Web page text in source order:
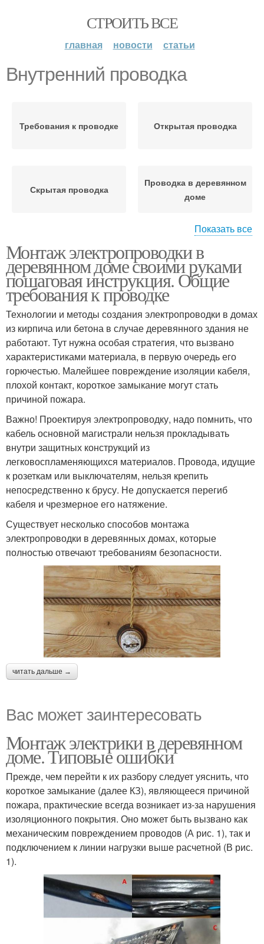
СТРОИТЬ ВСЕ
главная новости статьи
Внутренний проводка
Требования к проводке Открытая проводка
Скрытая проводка
Проводка в деревянном
доме
Ретро проводки
проводки
Наружная проводка
Показать все
Монтаж электропроводки в
деревянном доме своими руками
пошаговая инструкция. Общие
требования к проводке
Технологии и методы создания электропроводки в домах
из кирпича или бетона в случае деревянного здания не
работают. Тут нужна особая стратегия, что вызвано
характеристиками материала, в первую очередь его
горючестью. Малейшее повреждение изоляции кабеля,
плохой контакт, короткое замыкание могут стать
причиной пожара.
Важно! Проектируя электропроводку, надо помнить, что
кабель основной магистрали нельзя прокладывать
внутри защитных конструкций из
легковоспламеняющихся материалов. Провода, идущие
к розеткам или выключателям, нельзя крепить
непосредственно к брусу. Не допускается перегиб
кабеля и чрезмерное его натяжение.
Существует несколько способов монтажа
электропроводки в деревянных домах, которые
полностью отвечают требованиям безопасности.
читать дальше →
Вас может заинтересовать
Монтаж электрики в деревянном
доме. Типовые ошибки
Прежде, чем перейти к их разбору следует уяснить, что
короткое замыкание (далее КЗ), являющееся причиной
пожара, практические всегда возникает из-за нарушения
изоляционного покрытия. Оно может быть вызвано как
механическим повреждением проводов (А рис. 1), так и
подключением к линии нагрузки выше расчетной (В рис.
1).